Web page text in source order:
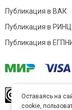
Публикация в ВАК
Публикация в РИНЦ
Публикация в
Оставаясь на
cookie,